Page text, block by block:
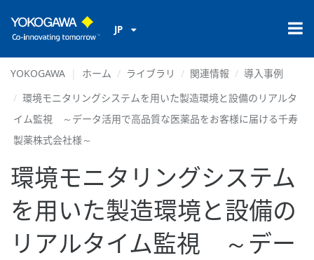
JP
YOKOGAWA ホーム ライブラリ 関連情報
導入事例
環境モニタリングシステムを用いた製造環境と設備のリアルタ
イム監視 ～データ活用で高品質な医薬品をお客様に届ける千寿
製薬株式会社様～
環境モニタリングシステム
を用いた製造環境と設備の
リアルタイム監視 ～デー